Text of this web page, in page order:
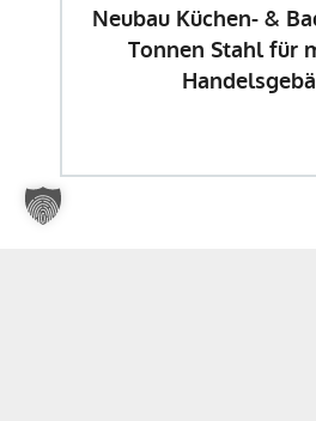
Neubau Küchen- &
Tonnen Stahl für